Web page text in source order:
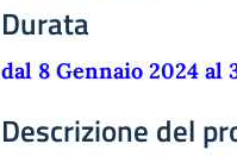
Durata
dal 8 Gennaio 2024 al
Descrizione del